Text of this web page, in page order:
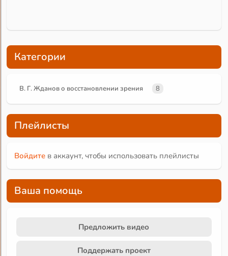
Категории
В. Г. Жданов о восстановлении зрения 8
Плейлисты
Войдите в аккаунт, чтобы использовать плейлисты
Ваша помощь
Предложить видео
Поддержать проект